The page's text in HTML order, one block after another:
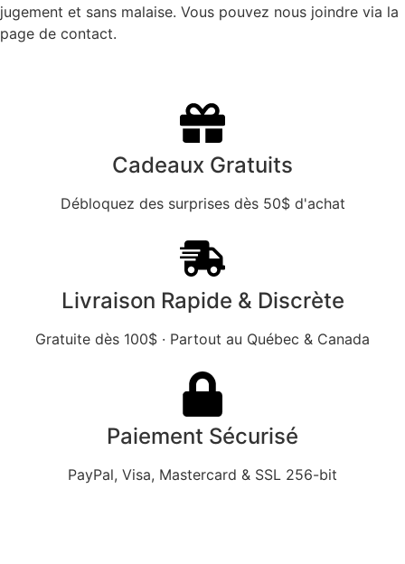
jugement et sans malaise. Vous pouvez nous joindre via la
page de contact.
Cadeaux Gratuits
Débloquez des surprises dès 50$ d'achat
Livraison Rapide & Discrète
Gratuite dès 100$ · Partout au Québec & Canada
Paiement Sécurisé
PayPal, Visa, Mastercard & SSL 256-bit